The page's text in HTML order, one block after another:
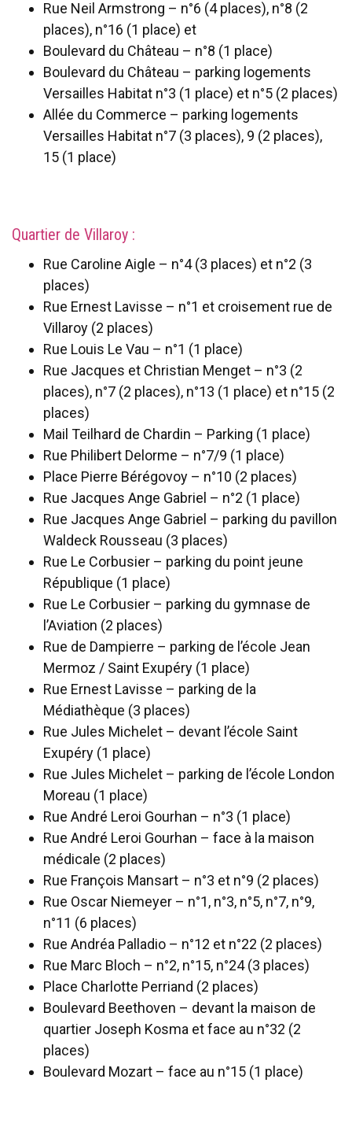
Rue Neil Armstrong – n°6 (4 places), n°8 (2
places), n°16 (1 place) et
Boulevard du Château – n°8 (1 place)
Boulevard du Château – parking logements
Versailles Habitat n°3 (1 place) et n°5 (2 places)
Allée du Commerce – parking logements
Versailles Habitat n°7 (3 places), 9 (2 places),
15 (1 place)
Quartier de Villaroy :
Rue Caroline Aigle – n°4 (3 places) et n°2 (3
places)
Rue Ernest Lavisse – n°1 et croisement rue de
Villaroy (2 places)
Rue Louis Le Vau – n°1 (1 place)
Rue Jacques et Christian Menget – n°3 (2
places), n°7 (2 places), n°13 (1 place) et n°15 (2
places)
Mail Teilhard de Chardin – Parking (1 place)
Rue Philibert Delorme – n°7/9 (1 place)
Place Pierre Bérégovoy – n°10 (2 places)
Rue Jacques Ange Gabriel – n°2 (1 place)
Rue Jacques Ange Gabriel – parking du pavillon
Waldeck Rousseau (3 places)
Rue Le Corbusier – parking du point jeune
République (1 place)
Rue Le Corbusier – parking du gymnase de
l’Aviation (2 places)
Rue de Dampierre – parking de l’école Jean
Mermoz / Saint Exupéry (1 place)
Rue Ernest Lavisse – parking de la
Médiathèque (3 places)
Rue Jules Michelet – devant l’école Saint
Exupéry (1 place)
Rue Jules Michelet – parking de l’école London
Moreau (1 place)
Rue André Leroi Gourhan – n°3 (1 place)
Rue André Leroi Gourhan – face à la maison
médicale (2 places)
Rue François Mansart – n°3 et n°9 (2 places)
Rue Oscar Niemeyer – n°1, n°3, n°5, n°7, n°9,
n°11 (6 places)
Rue Andréa Palladio – n°12 et n°22 (2 places)
Rue Marc Bloch – n°2, n°15, n°24 (3 places)
Place Charlotte Perriand (2 places)
Boulevard Beethoven – devant la maison de
quartier Joseph Kosma et face au n°32 (2
places)
Boulevard Mozart – face au n°15 (1 place)